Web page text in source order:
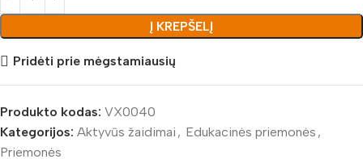
Į KREPŠELĮ
Pridėti prie mėgstamiausių
Produkto kodas: VX0040
Kategorijos: Aktyvūs žaidimai , Edukacinės priemonės ,
Priemonės